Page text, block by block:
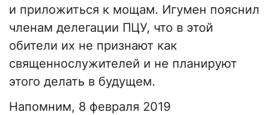
и приложиться к мощам. Игумен пояснил
членам делегации ПЦУ, что в этой
обители их не признают как
священнослужителей и не планируют
этого делать в будущем.
Напомним, 8 февраля 2019